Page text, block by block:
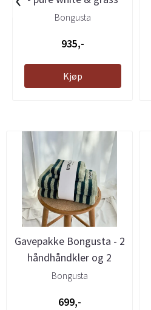
Bongusta
935,-
Kjøp
Gavepakke Bongusta - 2
håndhåndkler og 2
kluter, ...
Bongusta
699,-